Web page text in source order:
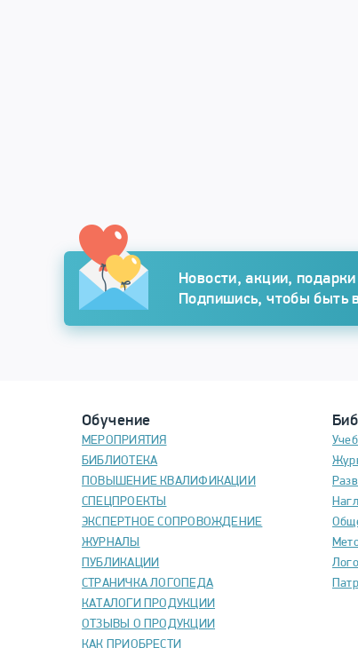
Новости, акции,
Подпишись, чтобы быть
Обучение
МЕРОПРИЯТИЯ
БИБЛИОТЕКА
ПОВЫШЕНИЕ КВАЛИФИКАЦИИ
СПЕЦПРОЕКТЫ
ЭКСПЕРТНОЕ СОПРОВОЖДЕНИЕ
ЖУРНАЛЫ
ПУБЛИКАЦИИ
СТРАНИЧКА ЛОГОПЕДА
КАТАЛОГИ ПРОДУКЦИИ
ОТЗЫВЫ О ПРОДУКЦИИ
КАК ПРИОБРЕСТИ